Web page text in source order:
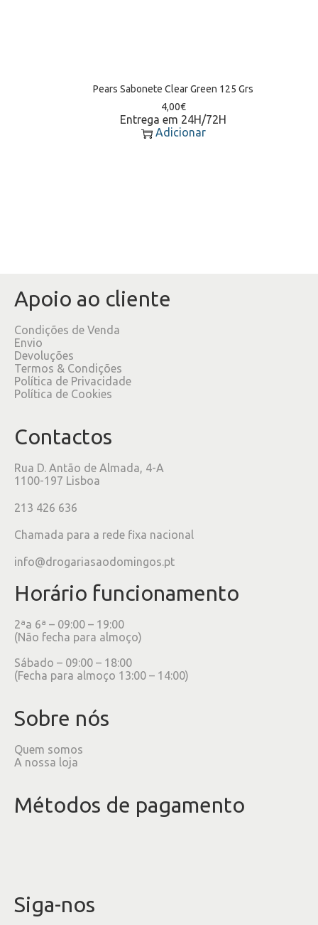
Pears Sabonete Clear Green 125 Grs
4,00€
Entrega em 24H/72H
Adicionar
Apoio ao cliente
Condições de Venda
Envio
Devoluções
Termos & Condições
Política de Privacidade
Política de Cookies
Contactos
Rua D. Antão de Almada, 4-A
1100-197 Lisboa
213 426 636
Chamada para a rede fixa nacional
info@drogariasaodomingos.pt
Horário funcionamento
2ªa 6ª – 09:00 – 19:00
(Não fecha para almoço)
Sábado – 09:00 – 18:00
(Fecha para almoço 13:00 – 14:00)
Sobre nós
Quem somos
A nossa loja
Métodos de pagamento
Siga-nos